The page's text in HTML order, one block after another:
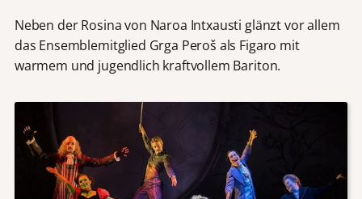
Neben der Rosina von Naroa Intxausti glänzt vor allem
das Ensemblemitglied Grga Peroš als Figaro mit
warmem und jugendlich kraftvollem Bariton.